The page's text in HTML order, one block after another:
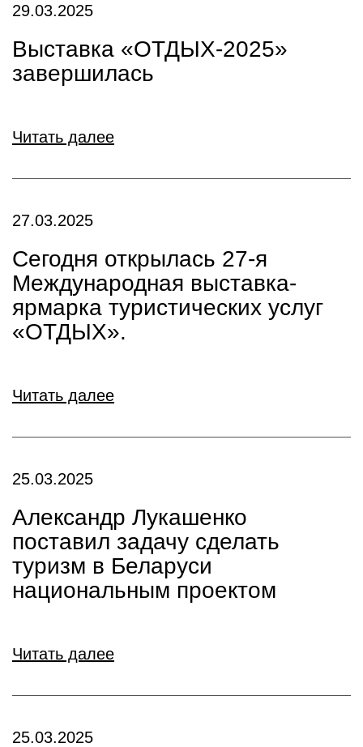
29.03.2025
Выставка «ОТДЫХ-2025»
завершилась
Читать далее
27.03.2025
Сегодня открылась 27-я
Международная выставка-
ярмарка туристических услуг
«ОТДЫХ».
Читать далее
25.03.2025
Александр Лукашенко
поставил задачу сделать
туризм в Беларуси
национальным проектом
Читать далее
25.03.2025